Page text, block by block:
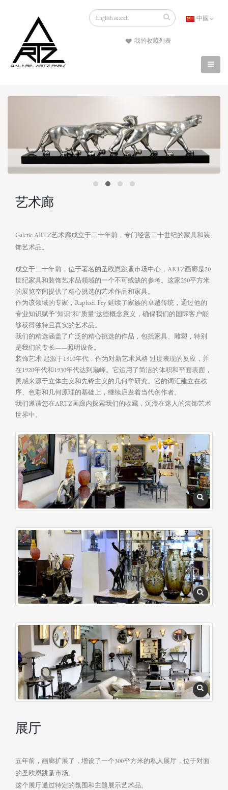
中國
我的收藏列表
艺术廊
Galerie ARTZ艺术廊成立于二十年前，专门经营二十世纪的家具和装
饰艺术品。
成立于二十年前，位于著名的圣欧恩跳蚤市场中心，ARTZ画廊是20
世纪家具和装饰艺术品领域的一个不可或缺的参考。这家250平方米
的展览空间提供了精心挑选的艺术作品和家具。
作为该领域的专家，Raphaël Fey 延续了家族的卓越传统，通过他的
专业知识赋予"知识"和"质量"这些概念意义，确保我们的国际客户能
够获得独特且真实的艺术品。
我们的精选涵盖了广泛的精心挑选的作品，包括家具、雕塑，特别
是我们的专长——照明设备。
装饰艺术 起源于1910年代，作为对新艺术风格 过度表现的反应，并
在1920年代和1930年代达到巅峰。它运用了简洁的体积和平面表面，
灵感来源于立体主义和先锋主义的几何学研究。它的词汇建立在秩
序、色彩和几何原理的基础上，继续启发着当代创作者。
我们邀请您在ARTZ画廊内探索我们的收藏，沉浸在迷人的装饰艺术
世界中。
展厅
五年前，画廊扩展了，增设了一个300平方米的私人展厅，位于对面
的圣欧恩跳蚤市场。
这个展厅通过特定的氛围和主题展示艺术品。